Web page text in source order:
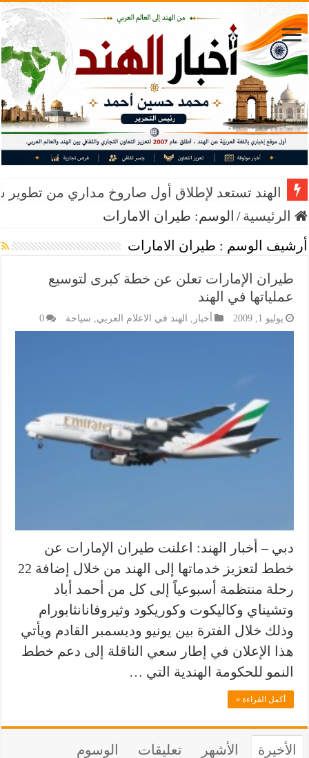
الهند تستعد لإطلاق أول صاروخ مداري من
الرئيسية/ الوسم: طيران الامارات
أرشيف الوسم : طيران الامارات
طيران الإمارات تعلن عن خطة كبرى لتوسيع
عملياتها في الهند
يوليو 1, 2009 أخبار , الهند في الاعلام العربي, سياحة 0
دبي – أخبار الهند: اعلنت طيران الإمارات عن
خطط لتعزيز خدماتها إلى الهند من خلال إضافة 22
رحلة منتظمة أسبوعياً إلى كل من أحمد أباد
وتشيناي وكاليكوت وكوريكود وثيروفانانثابورام
وذلك خلال الفترة بين يونيو وديسمبر القادم ويأتي
هذا الإعلان في إطار سعي الناقلة إلى دعم خطط
النمو للحكومة الهندية التي …
أكمل القراءة »
الأخيرة الأشهر تعليقات
الوسوم